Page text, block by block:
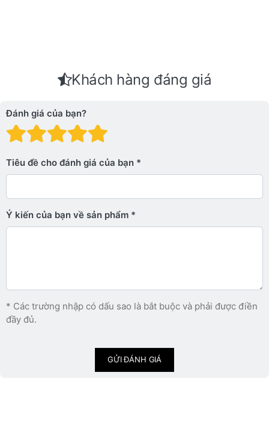
Khách hàng đáng giá
Đánh giá của bạn?
Đánh giá: 4 trên 5
Đánh giá: 3 trên 5 sao.
Đánh giá: 2 trên 5 sao.
Đánh giá: 1 trên 5 sao. Xấu
Tiêu đề cho đánh giá của bạn
Ý kiến ​​của bạn về sản phẩm
* Các trường nhập có dấu sao là bắt buộc và phải được điền
đầy đủ.
GỬI ĐÁNH GIÁ